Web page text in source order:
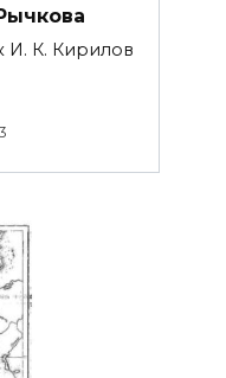
И. К. Кирилов